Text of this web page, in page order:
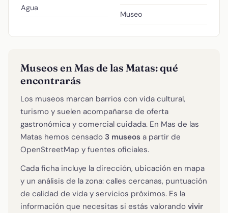
Agua
Museo
Museos en Mas de las Matas: qué
encontrarás
Los museos marcan barrios con vida cultural,
turismo y suelen acompañarse de oferta
gastronómica y comercial cuidada. En Mas de las
Matas hemos censado 3 museos a partir de
OpenStreetMap y fuentes oficiales.
Cada ficha incluye la dirección, ubicación en mapa
y un análisis de la zona: calles cercanas, puntuación
de calidad de vida y servicios próximos. Es la
información que necesitas si estás valorando vivir